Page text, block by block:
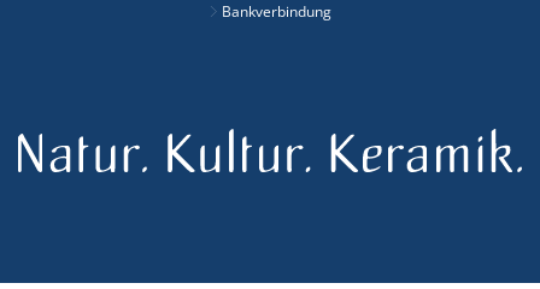
Bankverbindung